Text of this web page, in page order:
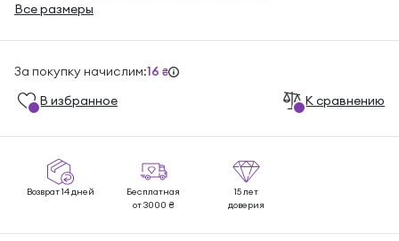
Все размеры
За покупку начислим:16 ₴
В избранноe К сравнению
Возврат 14 дней
Бесплатная
от 3000 ₴
15 лет
доверия